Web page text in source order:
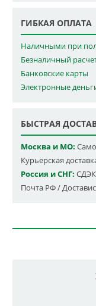
ГИБКАЯ ОПЛАТА
Наличными при
Безналичный
Банковские карты
Электронные
БЫСТРАЯ
Москва и МО:
Курьерская
Россия и СНГ: СДЭК
Почта РФ /